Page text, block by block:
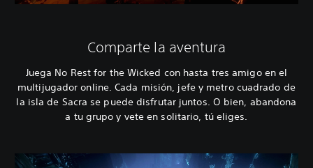
Comparte la aventura
Juega No Rest for the Wicked con hasta tres amigo en el
multijugador online. Cada misión, jefe y metro cuadrado de
la isla de Sacra se puede disfrutar juntos. O bien, abandona
a tu grupo y vete en solitario, tú eliges.